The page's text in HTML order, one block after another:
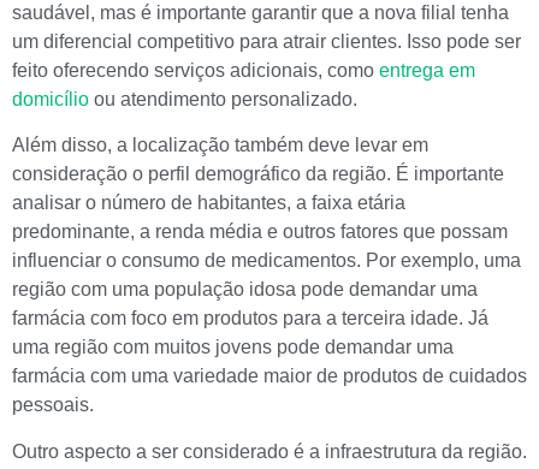
saudável, mas é importante garantir que a nova filial tenha
um diferencial competitivo para atrair clientes. Isso pode ser
feito oferecendo serviços adicionais, como entrega em
domicílio ou atendimento personalizado.
Além disso, a localização também deve levar em
consideração o perfil demográfico da região. É importante
analisar o número de habitantes, a faixa etária
predominante, a renda média e outros fatores que possam
influenciar o consumo de medicamentos. Por exemplo, uma
região com uma população idosa pode demandar uma
farmácia com foco em produtos para a terceira idade. Já
uma região com muitos jovens pode demandar uma
farmácia com uma variedade maior de produtos de cuidados
pessoais.
Outro aspecto a ser considerado é a infraestrutura da região.